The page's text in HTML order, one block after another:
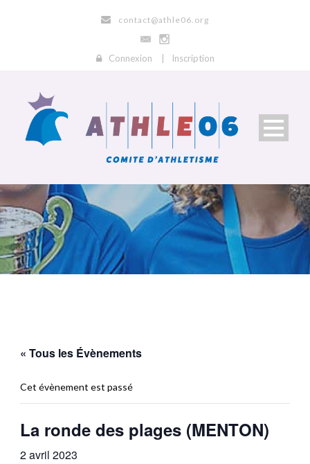
contact@athle06.org
Connexion Inscription
« Tous les Évènements
Cet évènement est passé
La ronde des plages (MENTON)
2 avril 2023